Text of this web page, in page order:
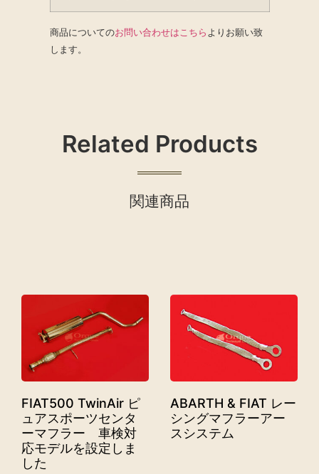
商品についてのお問い合わせはこちら よりお願い致
します。
Related Products
関連商品
FIAT500 TwinAir ピ
ュアスポーツセンタ
ーマフラー 車検対
応モデルを設定しま
した
ABARTH & FIAT レー
シングマフラーアー
スシステム